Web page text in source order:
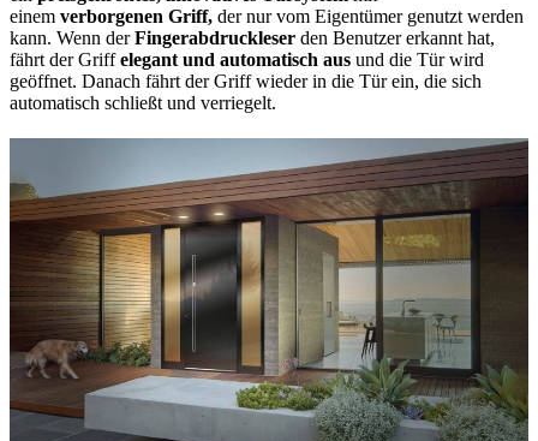
einem verborgenen Griff, der nur vom Eigentümer genutzt werden
kann. Wenn derFingerabdruckleser den Benutzer erkannt hat,
fährt der Griffelegant und automatisch aus und die Tür wird
geöffnet. Danach fährt der Griff wieder in die Tür ein, die sich
automatisch schließt und verriegelt.